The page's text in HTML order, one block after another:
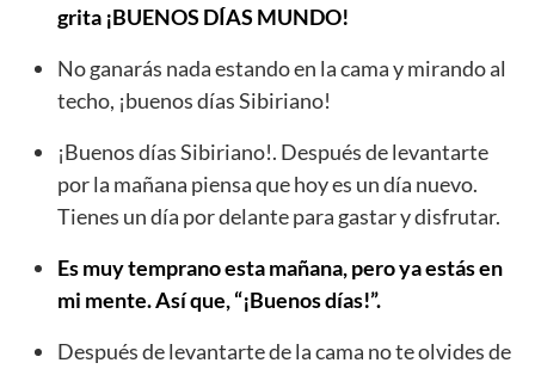
grita ¡BUENOS DÍAS MUNDO!
No ganarás nada estando en la cama y mirando al
techo, ¡buenos días Sibiriano!
¡Buenos días Sibiriano!. Después de levantarte
por la mañana piensa que hoy es un día nuevo.
Tienes un día por delante para gastar y disfrutar.
Es muy temprano esta mañana, pero ya estás en
mi mente. Así que, “¡Buenos días!”.
Después de levantarte de la cama no te olvides de